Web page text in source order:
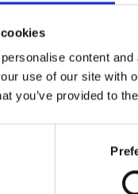
content
use of our site with
you’ve provided to
strucne-aktuality-
#Modifiche
Contratti di Lavoro